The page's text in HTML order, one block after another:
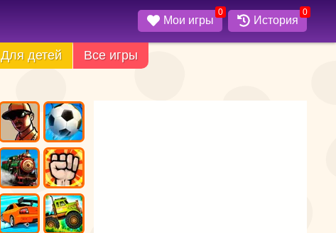
Мои игры
0
История
0
Для детей Все игры